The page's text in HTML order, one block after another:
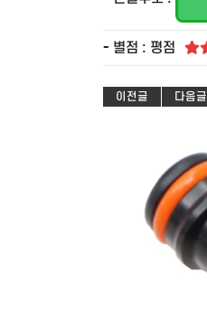
- 별점 : 평점
이전글 다음글